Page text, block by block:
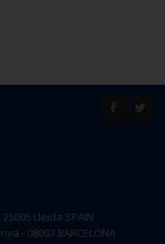
Lleida SPAIN
- 08007 BARCELONA